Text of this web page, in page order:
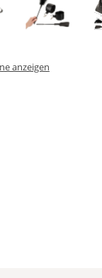
anzeigen